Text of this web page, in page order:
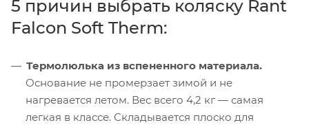
5 причин выбрать коляску Rant
Falcon Soft Therm:
Термолюлька из вспененного материала.
Основание не промерзает зимой и не
нагревается летом. Вес всего 4,2 кг — самая
легкая в классе. Складывается плоско для